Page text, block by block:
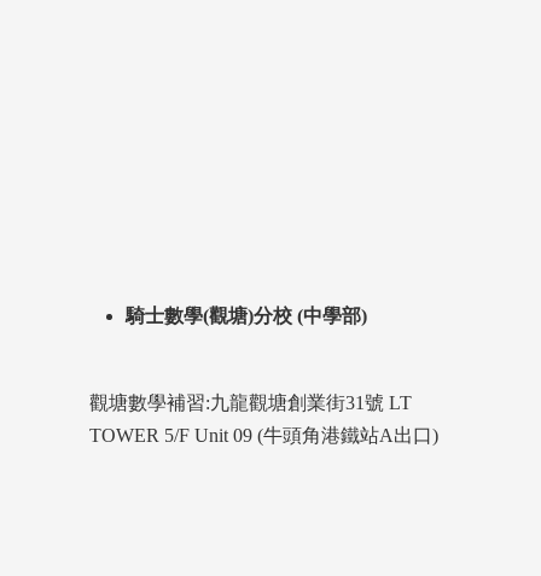
騎士數學(觀塘)分校 (中學部)
觀塘數學補習:九龍觀塘創業街31號 LT
TOWER 5/F Unit 09 (牛頭角港鐵站A出口)